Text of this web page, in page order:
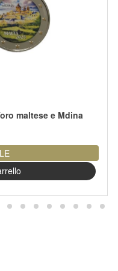
maltese e Mdina